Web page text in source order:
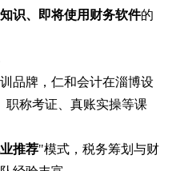
识、即将使用财务软件的
品牌，仁和会计在淄博设
职称考证、真账实操等课
推荐"模式，税务筹划与财